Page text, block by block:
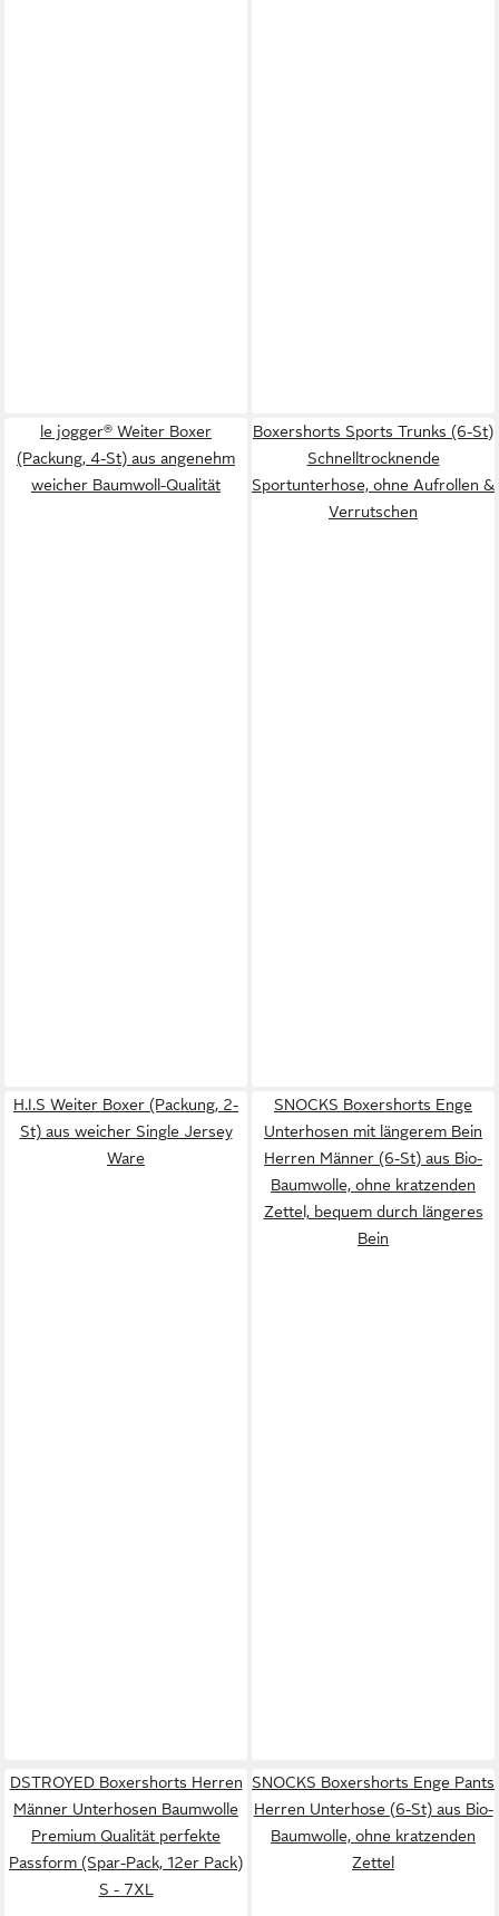
le jogger® Weiter Boxer
(Packung, 4-St) aus angenehm
weicher Baumwoll-Qualität
Boxershorts Sports Trunks (6-St)
Schnelltrocknende
Sportunterhose, ohne Aufrollen &
Verrutschen
H.I.S Weiter Boxer (Packung, 2-
St) aus weicher Single Jersey
Ware
SNOCKS Boxershorts Enge
Unterhosen mit längerem Bein
Herren Männer (6-St) aus Bio-
Baumwolle, ohne kratzenden
Zettel, bequem durch längeres
Bein
DSTROYED Boxershorts Herren
Männer Unterhosen Baumwolle
Premium Qualität perfekte
Passform (Spar-Pack, 12er Pack)
S - 7XL
SNOCKS Boxershorts Enge Pants
Herren Unterhose (6-St) aus Bio-
Baumwolle, ohne kratzenden
Zettel